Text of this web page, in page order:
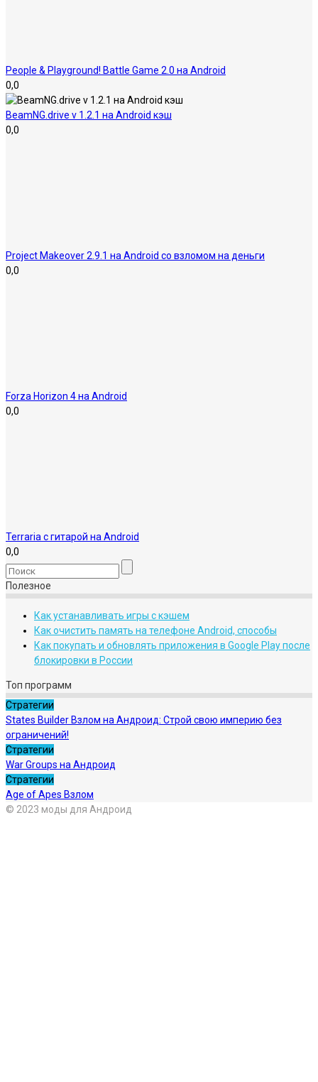
People & Playground! Battle Game 2.0 на Android
0,0
BeamNG.drive v 1.2.1 на Android кэш
0,0
Project Makeover 2.9.1 на Android со взломом на деньги
0,0
Forza Horizon 4 на Android
0,0
Terraria с гитарой на Android
0,0
Полезное
Как устанавливать игры с кэшем
Как очистить память на телефоне Android, способы
Как покупать и обновлять приложения в Google Play после
блокировки в России
Топ программ
Стратегии
States Builder Взлом на Андроид: Строй свою империю без
ограничений!
Стратегии
War Groups на Андроид
Стратегии
Age of Apes Взлом
© 2023 моды для Андроид